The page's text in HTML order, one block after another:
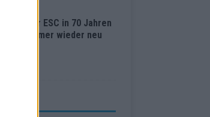
Wie der ESC in 70 Jahren
immer wieder neu